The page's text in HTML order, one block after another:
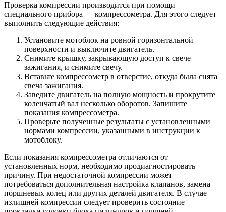
Проверка компрессии производится при помощи
специального прибора — компрессометра. Для этого следует
выполнить следующие действия:
Установите мотоблок на ровной горизонтальной
поверхности и выключите двигатель.
Снимите крышку, закрывающую доступ к свече
зажигания, и снимите свечу.
Вставьте компрессометр в отверстие, откуда была снята
свеча зажигания.
Заведите двигатель на полную мощность и прокрутите
коленчатый вал несколько оборотов. Запишите
показания компрессометра.
Проверьте полученные результаты с установленными
нормами компрессии, указанными в инструкции к
мотоблоку.
Если показания компрессометра отличаются от
установленных норм, необходимо продиагностировать
причину. При недостаточной компрессии может
потребоваться дополнительная настройка клапанов, замена
поршневых колец или других деталей двигателя. В случае
излишней компрессии следует проверить состояние